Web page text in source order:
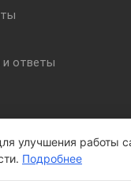
ответы
улучшения работы
Подробнее